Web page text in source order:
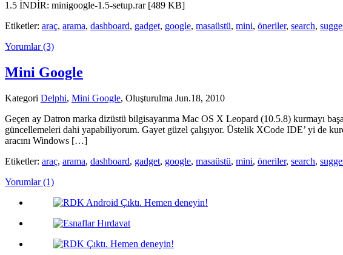
1.5 İNDİR: minigoogle-1.5-setup.rar [489 KB]
Etiketler: araç, arama, dashboard, gadget, google, masaüstü, mini, öneriler, search,
Yorumlar (3)
Mini Google
Kategori Delphi, Mini Google, Oluşturulma Jun.18, 2010
Geçen ay Datron marka dizüstü bilgisayarıma Mac OS X Leopard (10.5.8) kurmayı
güncellemeleri dahi yapabiliyorum. Gayet güzel çalışıyor. Üstelik XCode IDE’ yi de
aracını Windows […]
Etiketler: araç, arama, dashboard, gadget, google, masaüstü, mini, öneriler, search,
Yorumlar (1)